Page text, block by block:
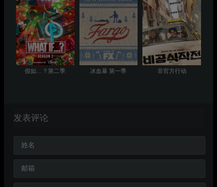
假如…？第二季 冰血暴 第一季 非官方行动
发表评论
姓名
邮箱